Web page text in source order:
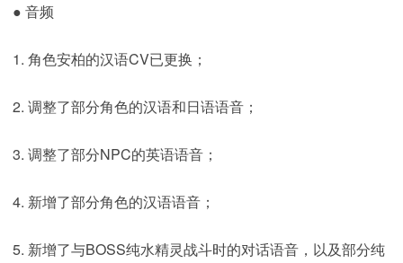
● 音频
1. 角色安柏的汉语CV已更换；
2. 调整了部分角色的汉语和日语语音；
3. 调整了部分NPC的英语语音；
4. 新增了部分角色的汉语语音；
5. 新增了与BOSS纯水精灵战斗时的对话语音，以及部分纯